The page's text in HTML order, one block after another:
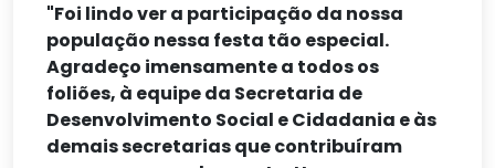
"Foi lindo ver a participação da nossa
população nessa festa tão especial.
Agradeço imensamente a todos os
foliões, à equipe da Secretaria de
Desenvolvimento Social e Cidadania e às
demais secretarias que contribuíram